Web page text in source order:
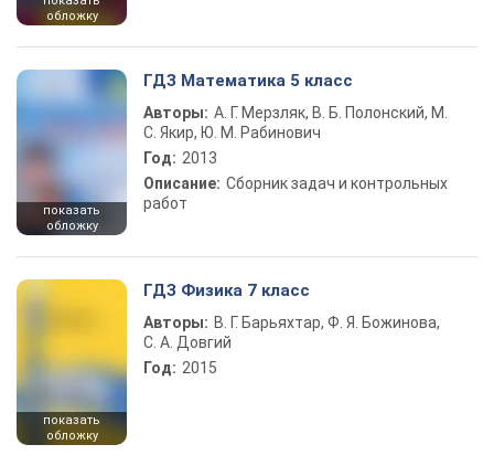
обложку
показать
обложку
ГДЗ Математика 5 класс
Авторы: А. Г. Мерзляк, В. Б. Полонский, М.
С. Якир, Ю. М. Рабинович
Год: 2013
Описание: Сборник задач и контрольных
работ
показать
обложку
ГДЗ Физика 7 класс
Авторы: В. Г. Барьяхтар, Ф. Я. Божинова,
С. А. Довгий
Год: 2015